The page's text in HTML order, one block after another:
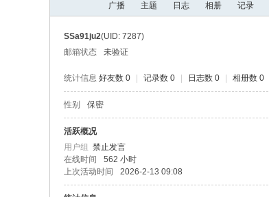
广播 主题 日志 相册 记录
SSa91ju2(UID: 7287)
邮箱状态
未验证
统计信息 好友数 0 记录数 0 日志数 0 相册数 0
性别 保密
活跃概况
用户组 禁止发言
在线时间
562 小时
上次活动时间
2026-2-13 09:08